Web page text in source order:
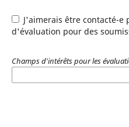
d'évaluation pour des
Champs d'intérêts pour les